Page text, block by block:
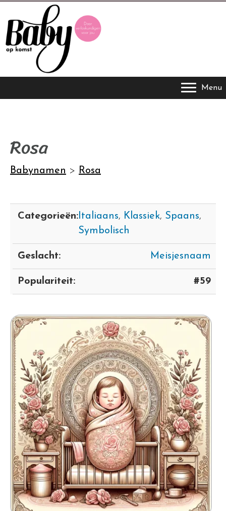
Menu
Rosa
Babynamen > Rosa
Categorieën:Italiaans, Klassiek, Spaans,
Symbolisch
Geslacht: Meisjesnaam
Populariteit: #59